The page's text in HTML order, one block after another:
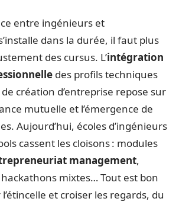
entre ingénieurs et
dans la durée, il faut plus
des cursus. L’intégration
des profils techniques
création d’entreprise repose sur
mutuelle et l’émergence de
Aujourd’hui, écoles d’ingénieurs
cassent les cloisons : modules
management,
mixtes… Tout est bon
et croiser les regards, du